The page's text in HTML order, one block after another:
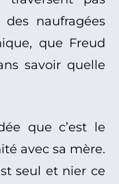
naufragées
que Freud
savoir quelle
que c’est le
avec sa mère.
seul et nier ce